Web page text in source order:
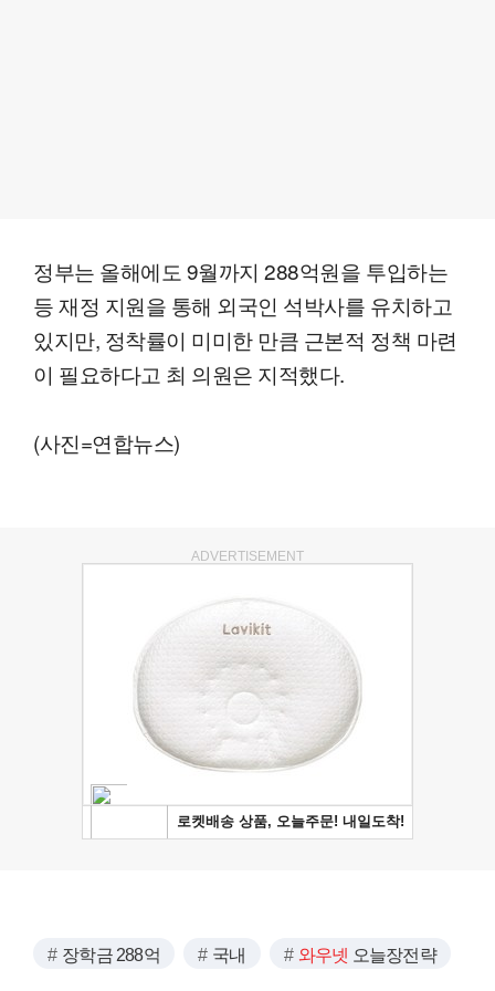
정부는 올해에도 9월까지 288억원을 투입하는
등 재정 지원을 통해 외국인 석박사를 유치하고
있지만, 정착률이 미미한 만큼 근본적 정책 마련
이 필요하다고 최 의원은 지적했다.
(사진=연합뉴스)
ADVERTISEMENT
장학금 288억 국내 와우넷 오늘장전략